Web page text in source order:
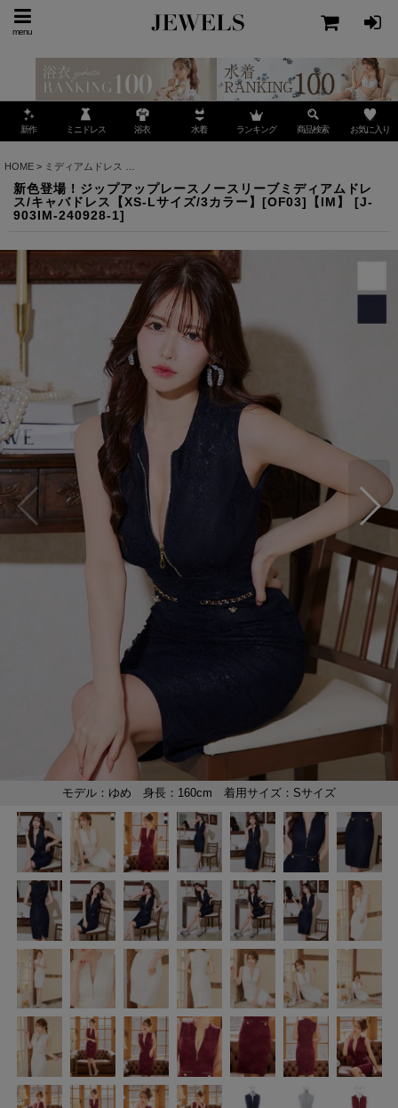
menu
新作 ミニドレス 浴衣 水着 ランキング 商品検索 お気に入り
HOME > ミディアムドレス
新色登場！ジップアップレースノースリーブミディアムドレ
ス/キャバドレス【XS-Lサイズ/3カラー】[OF03]【IM】
[J-
903IM-240928-1]